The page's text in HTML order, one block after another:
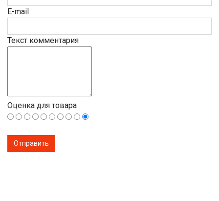
E-mail
Текст комментария
Оценка для товара